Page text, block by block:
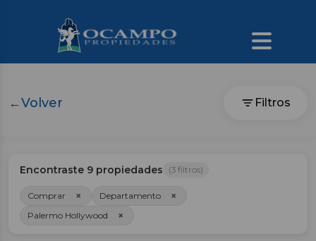
←Volver Filtros
Encontraste 9 propiedades (3 filtros)
Comprar × Departamento ×
Palermo Hollywood ×